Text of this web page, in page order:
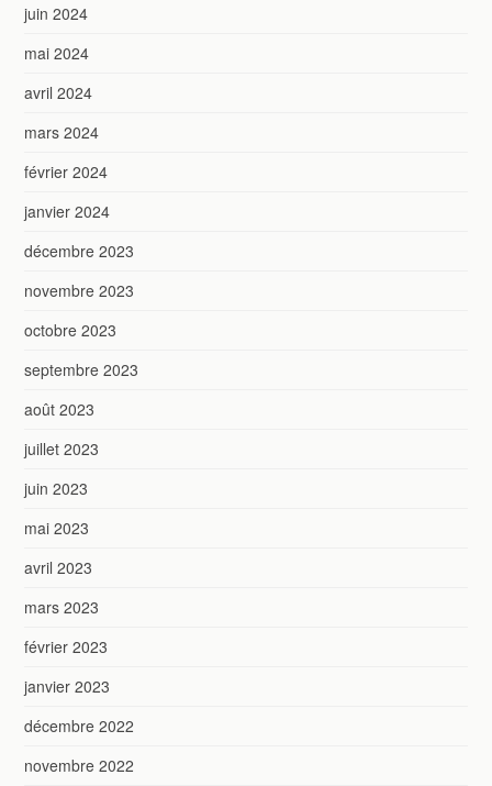
juin 2024
mai 2024
avril 2024
mars 2024
février 2024
janvier 2024
décembre 2023
novembre 2023
octobre 2023
septembre 2023
août 2023
juillet 2023
juin 2023
mai 2023
avril 2023
mars 2023
février 2023
janvier 2023
décembre 2022
novembre 2022